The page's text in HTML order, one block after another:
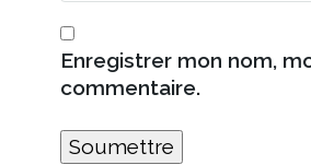
Enregistrer mon nom,
commentaire.